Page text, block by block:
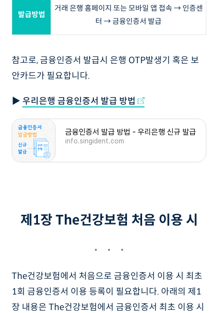
발급방법
거래 은행 홈페이지 또는 모바일 앱 접속 → 인증센
터 → 금융인증서 발급
참고로, 금융인증서 발급시 은행 OTP발생기 혹은 보
안카드가 필요합니다.
▶ 우리은행 금융인증서 발급 방법
금융인증서 발급 방법 - 우리은행 신규 발급
info.singident.com
제1장 The건강보험 처음 이용 시
The건강보험에서 처음으로 금융인증서 이용 시 최초
1회 금융인증서 이용 등록이 필요합니다. 아래의 제1
장 내용은 The건강보험에서 금융인증서 최초 이용 시